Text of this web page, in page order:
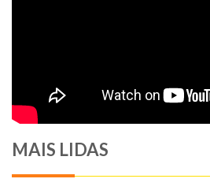
MAIS LIDAS